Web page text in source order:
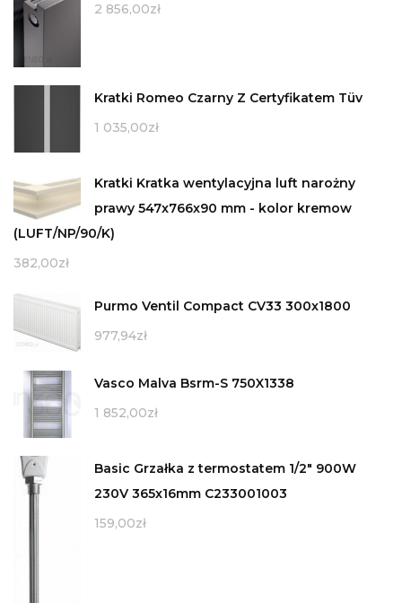
2 856,00zł
Kratki Romeo Czarny Z Certyfikatem Tüv
1 035,00zł
Kratki Kratka wentylacyjna luft narożny
prawy 547x766x90 mm - kolor kremow
(LUFT/NP/90/K)
382,00zł
Purmo Ventil Compact CV33 300x1800
977,94zł
Vasco Malva Bsrm-S 750X1338
1 852,00zł
Basic Grzałka z termostatem 1/2" 900W
230V 365x16mm C233001003
159,00zł